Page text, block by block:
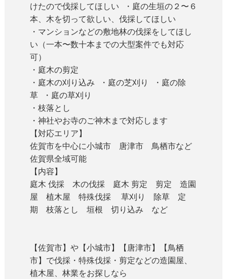
けたので伐採してほしい ・庭の生垣の２〜６
本、木を切って欲しい、伐採してほしい
・マンションなどの敷地林の伐採をしてほし
い（一本〜数十本までの大型案件でも対応
可）
・庭木の剪定
・庭木の刈り込み ・庭の芝刈り ・庭の除
草 ・庭の草刈り
・枝落とし
・神社やお寺のご神木まで対応します
【対応エリア】
佐賀市を中心に小城市 唐津市 鳥栖市など
佐賀県全域可能
【内容】
庭木 伐採 木の伐採 庭木 剪定 剪定 造園
屋 植木屋 特殊伐採 草刈り 除草 定
期 枝落とし 垣根 切り込み など
【佐賀市】や【小城市】【唐津市】【鳥栖
市】で伐採・特殊伐採・剪定などの造園屋、
植木屋、林業をお探しなら